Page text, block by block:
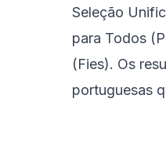
Seleção
para Todos
(Fies). Os
portuguesas